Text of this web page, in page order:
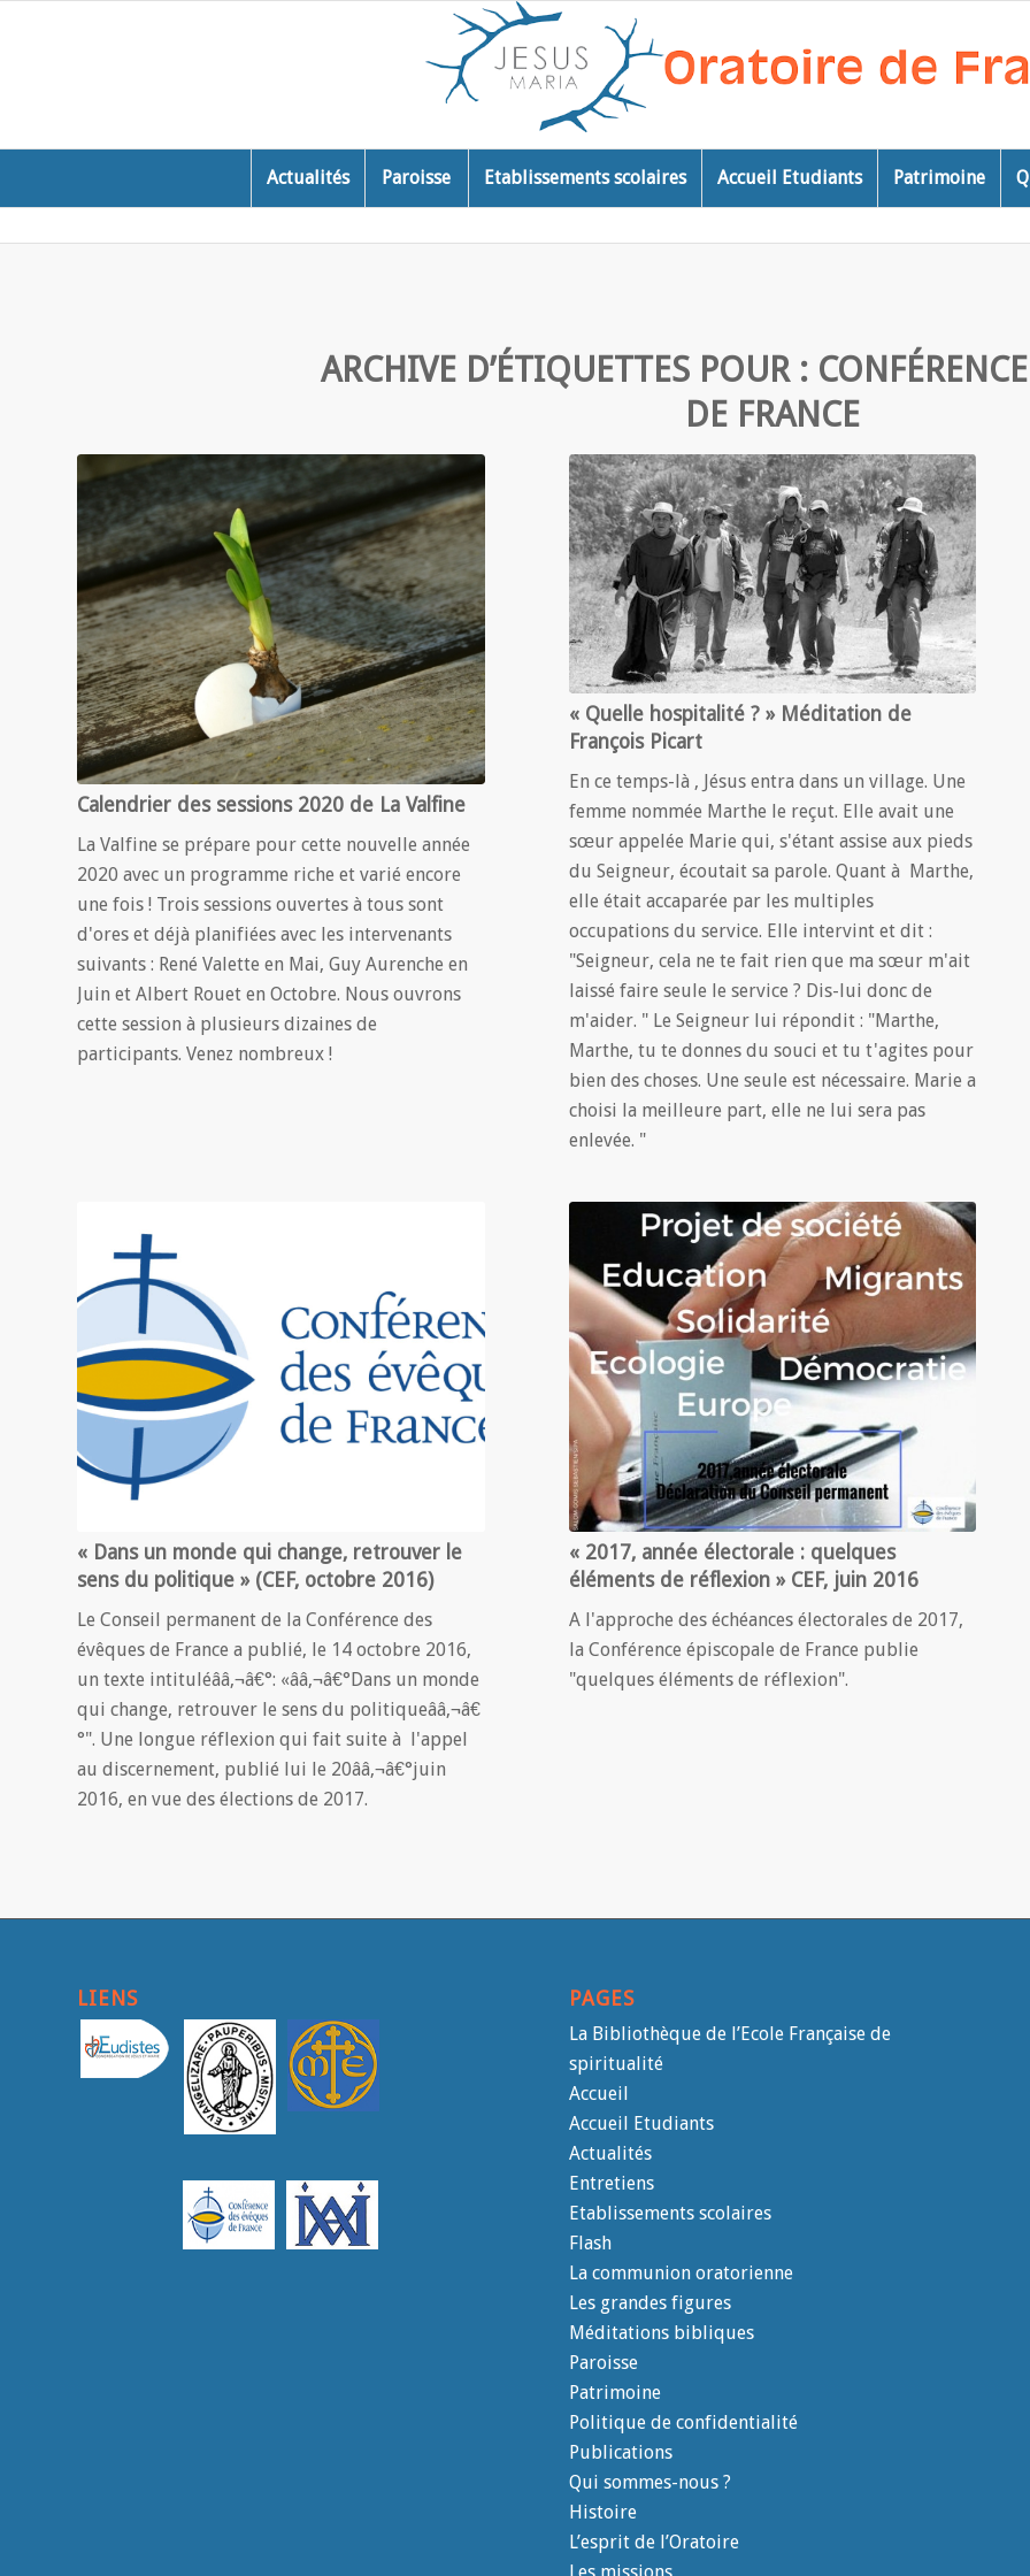
Actualités Paroisse Etablissements scolaires Accueil Etudiants Patrimoine
ARCHIVE D’ÉTIQUETTES POUR :
DE FRANCE
Calendrier des sessions 2020 de La Valfine
La Valfine se prépare pour cette nouvelle année
2020 avec un programme riche et varié encore
une fois ! Trois sessions ouvertes à tous sont
d'ores et déjà planifiées avec les intervenants
suivants : René Valette en Mai, Guy Aurenche en
Juin et Albert Rouet en Octobre. Nous ouvrons
cette session à plusieurs dizaines de
participants. Venez nombreux !
« Quelle hospitalité ? » Méditation de
François Picart
En ce temps-là , Jésus entra dans un village. Une
femme nommée Marthe le reçut. Elle avait une
sœur appelée Marie qui, s'étant assise aux pieds
du Seigneur, écoutait sa parole. Quant à Marthe,
elle était accaparée par les multiples
occupations du service. Elle intervint et dit :
"Seigneur, cela ne te fait rien que ma sœur m'ait
laissé faire seule le service ? Dis-lui donc de
m'aider. " Le Seigneur lui répondit : "Marthe,
Marthe, tu te donnes du souci et tu t'agites pour
bien des choses. Une seule est nécessaire. Marie a
choisi la meilleure part, elle ne lui sera pas
enlevée. "
« Dans un monde qui change, retrouver le
sens du politique » (CEF, octobre 2016)
Le Conseil permanent de la Conférence des
évêques de France a publié, le 14 octobre 2016,
un texte intituléââ‚¬â€°: «ââ‚¬â€°Dans un monde
qui change, retrouver le sens du politiqueââ‚¬â€
°". Une longue réflexion qui fait suite à l'appel
au discernement, publié lui le 20ââ‚¬â€°juin
2016, en vue des élections de 2017.
« 2017, année électorale : quelques
éléments de réflexion » CEF, juin 2016
A l'approche des échéances électorales de 2017,
la Conférence épiscopale de France publie
"quelques éléments de réflexion".
LIENS PAGES
La Bibliothèque de l’Ecole Française de
spiritualité
Accueil
Accueil Etudiants
Actualités
Entretiens
Etablissements scolaires
Flash
La communion oratorienne
Les grandes figures
Méditations bibliques
Paroisse
Patrimoine
Politique de confidentialité
Publications
Qui sommes-nous ?
Histoire
L’esprit de l’Oratoire